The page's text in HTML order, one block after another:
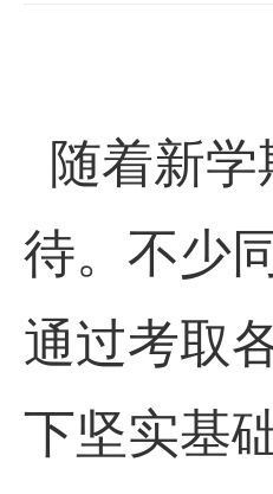
随着新
待。不少
通过考取
下坚实基础